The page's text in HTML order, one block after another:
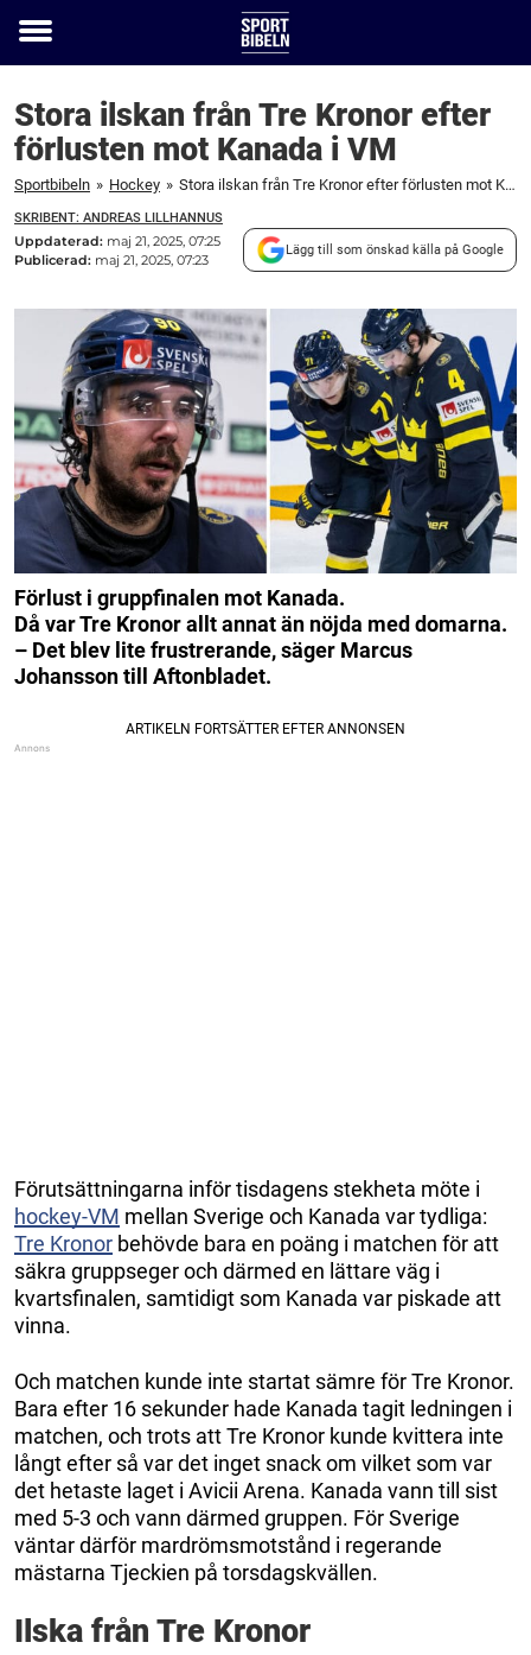
Toggle
Stora ilskan från Tre Kronor efter
förlusten mot Kanada i VM
Sportbibeln » Hockey » Stora ilskan från Tre Kronor efter förlusten mot Kanada i VM
SKRIBENT: ANDREAS LILLHANNUS
Uppdaterad: maj 21, 2025, 07:25
Publicerad: maj 21, 2025, 07:23
Lägg till som önskad källa på Google
Förlust i gruppfinalen mot Kanada.
Då var Tre Kronor allt annat än nöjda med domarna.
– Det blev lite frustrerande, säger Marcus
Johansson till Aftonbladet.
Förutsättningarna inför tisdagens stekheta möte i
hockey-VM mellan Sverige och Kanada var tydliga:
Tre Kronor behövde bara en poäng i matchen för att
säkra gruppseger och därmed en lättare väg i
kvartsfinalen, samtidigt som Kanada var piskade att
vinna.
Och matchen kunde inte startat sämre för Tre Kronor.
Bara efter 16 sekunder hade Kanada tagit ledningen i
matchen, och trots att Tre Kronor kunde kvittera inte
långt efter så var det inget snack om vilket som var
det hetaste laget i Avicii Arena. Kanada vann till sist
med 5-3 och vann därmed gruppen. För Sverige
väntar därför mardrömsmotstånd i regerande
mästarna Tjeckien på torsdagskvällen.
Ilska från Tre Kronor